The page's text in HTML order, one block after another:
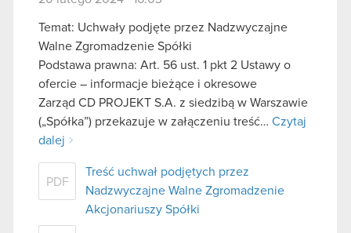
Temat: Uchwały podjęte przez Nadzwyczajne
Walne Zgromadzenie Spółki
Podstawa prawna: Art. 56 ust. 1 pkt 2 Ustawy o
ofercie – informacje bieżące i okresowe
Zarząd CD PROJEKT S.A. z siedzibą w Warszawie
(„Spółka”) przekazuje w załączeniu treść… Czytaj
dalej
PDF
Treść uchwał podjętych przez
Nadzwyczajne Walne Zgromadzenie
Akcjonariuszy Spółki